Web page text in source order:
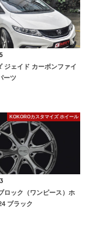
ジェイド カーボンファイ
ーツ
KOKOROカスタマイズ ホイール
ロック（ワンピース）ホ
ブラック